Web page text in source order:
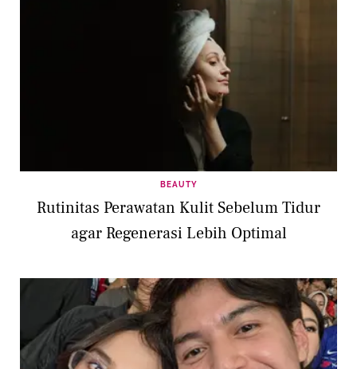
BEAUTY
Rutinitas Perawatan Kulit Sebelum Tidur
agar Regenerasi Lebih Optimal